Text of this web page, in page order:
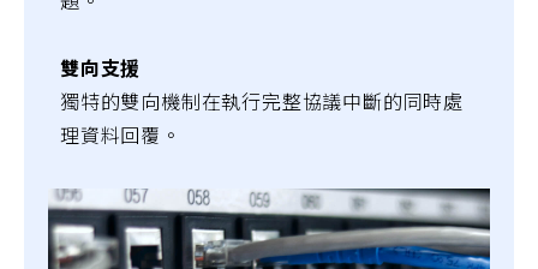
雙向支援
獨特的雙向機制在執行完整協議中斷的同時處
理資料回覆。